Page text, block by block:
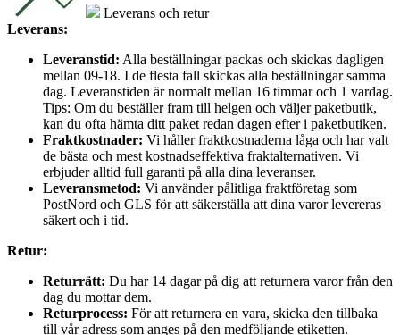
Leverans och retur
Leverans:
Leveranstid: Alla beställningar packas och skickas dagligen
mellan 09-18. I de flesta fall skickas alla beställningar samma
dag. Leveranstiden är normalt mellan 16 timmar och 1 vardag.
Tips: Om du beställer fram till helgen och väljer paketbutik,
kan du ofta hämta ditt paket redan dagen efter i paketbutiken.
Fraktkostnader: Vi håller fraktkostnaderna låga och har valt
de bästa och mest kostnadseffektiva fraktalternativen. Vi
erbjuder alltid full garanti på alla dina leveranser.
Leveransmetod: Vi använder pålitliga fraktföretag som
PostNord och GLS för att säkerställa att dina varor levereras
säkert och i tid.
Retur:
Returrätt: Du har 14 dagar på dig att returnera varor från den
dag du mottar dem.
Returprocess: För att returnera en vara, skicka den tillbaka
till vår adress som anges på den medföljande etiketten.